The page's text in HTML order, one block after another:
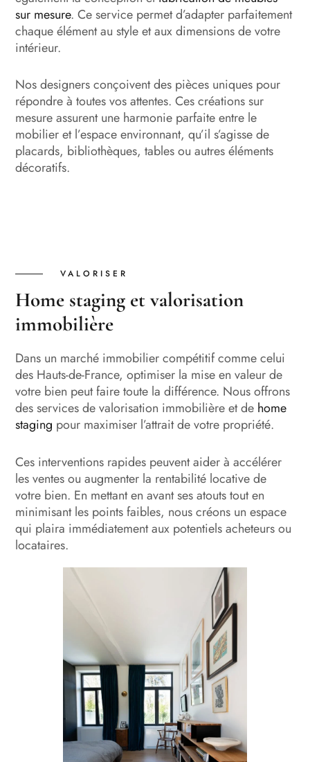
sur mesure. Ce service permet d’adapter parfaitement
chaque élément au style et aux dimensions de votre
intérieur.
Nos designers conçoivent des pièces uniques pour
répondre à toutes vos attentes. Ces créations sur
mesure assurent une harmonie parfaite entre le
mobilier et l’espace environnant, qu’il s’agisse de
placards, bibliothèques, tables ou autres éléments
décoratifs.
VALORISER
Home staging et valorisation
immobilière
Dans un marché immobilier compétitif comme celui
des Hauts-de-France, optimiser la mise en valeur de
votre bien peut faire toute la différence. Nous offrons
des services de valorisation immobilière et de home
staging pour maximiser l’attrait de votre propriété.
Ces interventions rapides peuvent aider à accélérer
les ventes ou augmenter la rentabilité locative de
votre bien. En mettant en avant ses atouts tout en
minimisant les points faibles, nous créons un espace
qui plaira immédiatement aux potentiels acheteurs ou
locataires.